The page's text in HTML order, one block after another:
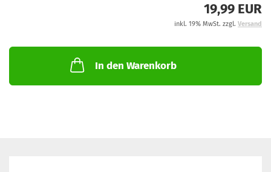
19,99 EUR
inkl. 19% MwSt. zzgl. Versand
In den Warenkorb